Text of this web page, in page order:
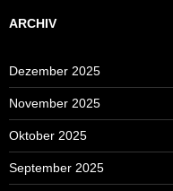
ARCHIV
Dezember 2025
November 2025
Oktober 2025
September 2025